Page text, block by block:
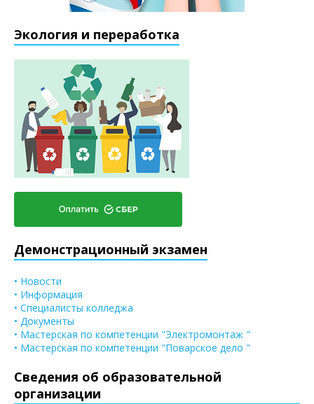
Экология и переработка
Демонстрационный экзамен
• Новости
• Информация
• Специалисты колледжа
• Документы
• Мастерская по компетенции "Электромонтаж "
• Мастерская по компетенции "Поварское дело "
Сведения об образовательной
организации